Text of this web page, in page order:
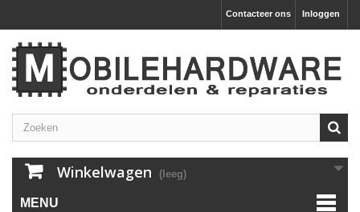
Inloggen
Contacteer ons
Winkelwagen (leeg)
MENU